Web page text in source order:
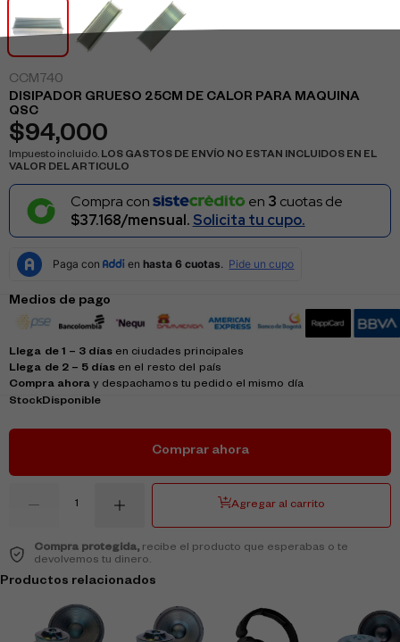
CCM740
DISIPADOR GRUESO 25CM DE CALOR PARA MAQUINA
QSC
$94,000
Impuesto incluido. LOS GASTOS DE ENVÍO NO ESTAN INCLUIDOS EN EL
VALOR DEL ARTICULO
Compra con en 3 cuotas de
$37.168/mensual. Solicita tu cupo.
Medios de pago
Llega de 1 – 3 díasen ciudades principales
Llega de 2 – 5 díasen el resto del país
Compra ahora y despachamos tu pedido el mismo día
StockDisponible
Comprar ahora
Agregar al carrito
Compra protegida,recibe el producto que esperabas o te
devolvemos tu dinero.
Productos relacionados